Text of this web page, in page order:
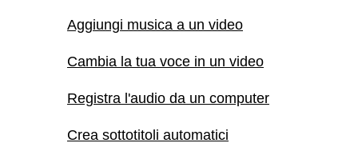
Aggiungi musica a un video
Cambia la tua voce in un video
Registra l'audio da un computer
Crea sottotitoli automatici